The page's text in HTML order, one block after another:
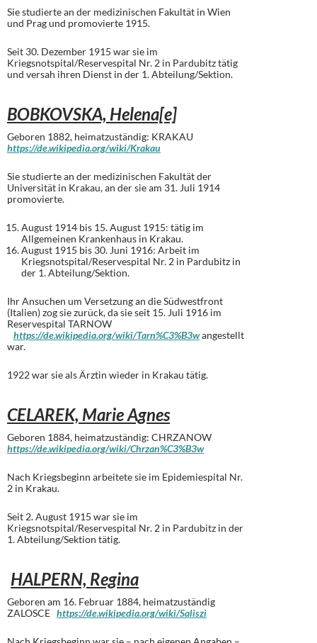
Sie studierte an der medizinischen Fakultät in Wien
und Prag und promovierte 1915.
Seit 30. Dezember 1915 war sie im
Kriegsnotspital/Reservespital Nr. 2 in Pardubitz tätig
und versah ihren Dienst in der 1. Abteilung/Sektion.
BOBKOVSKA, Helena[e]
Geboren 1882, heimatzuständig: KRAKAU
https://de.wikipedia.org/wiki/Krakau
Sie studierte an der medizinischen Fakultät der
Universität in Krakau, an der sie am 31. Juli 1914
promovierte.
August 1914 bis 15. August 1915: tätig im
Allgemeinen Krankenhaus in Krakau.
August 1915 bis 30. Juni 1916: Arbeit im
Kriegsnotspital/Reservespital Nr. 2 in Pardubitz in
der 1. Abteilung/Sektion.
Ihr Ansuchen um Versetzung an die Südwestfront
(Italien) zog sie zurück, da sie seit 15. Juli 1916 im
Reservespital TARNOW
https://de.wikipedia.org/wiki/Tarn%C3%B3wangestellt
war.
1922 war sie als Ärztin wieder in Krakau tätig.
CELAREK, Marie Agnes
Geboren 1884, heimatzuständig: CHRZANOW
https://de.wikipedia.org/wiki/Chrzan%C3%B3w
Nach Kriegsbeginn arbeitete sie im Epidemiespital Nr.
2 in Krakau.
Seit 2. August 1915 war sie im
Kriegsnotspital/Reservespital Nr. 2 in Pardubitz in der
1. Abteilung/Sektion tätig.
HALPERN, Regina
Geboren am 16. Februar 1884, heimatzuständig
ZALOSCE https://de.wikipedia.org/wiki/Saliszi